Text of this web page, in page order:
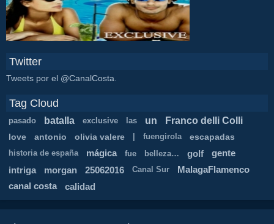
Twitter
Tweets por el @CanalCosta.
Tag Cloud
pasado batalla exclusive las un Franco delli Colli
love antonio olivia valere fuengirola escapadas
historia de españa mágica fue belleza… golf gente
intriga morgan 25062016 Canal Sur
MalagaFlamenco
canal costa
calidad